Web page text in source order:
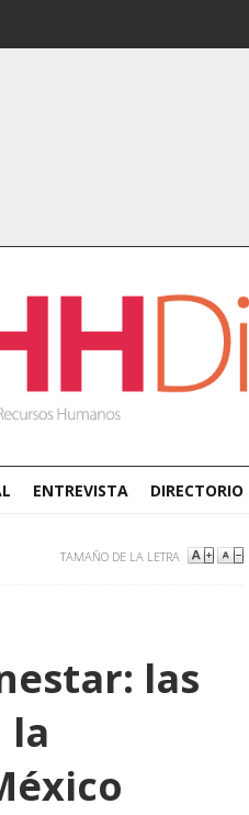
ENTREVISTA DIRECTORIO
TAMAÑO DE LA LETRA
las
la